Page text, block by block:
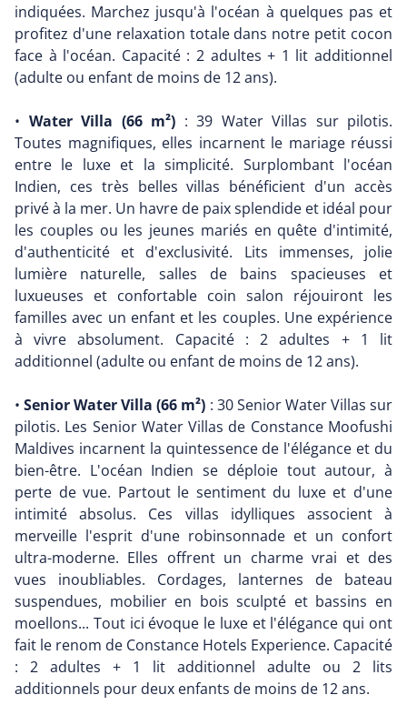
indiquées. Marchez jusqu'à l'océan à quelques pas et
profitez d'une relaxation totale dans notre petit cocon
face à l'océan. Capacité : 2 adultes + 1 lit additionnel
(adulte ou enfant de moins de 12 ans).
• Water Villa (66 m²) : 39 Water Villas sur pilotis.
Toutes magnifiques, elles incarnent le mariage réussi
entre le luxe et la simplicité. Surplombant l'océan
Indien, ces très belles villas bénéficient d'un accès
privé à la mer. Un havre de paix splendide et idéal pour
les couples ou les jeunes mariés en quête d'intimité,
d'authenticité et d'exclusivité. Lits immenses, jolie
lumière naturelle, salles de bains spacieuses et
luxueuses et confortable coin salon réjouiront les
familles avec un enfant et les couples. Une expérience
à vivre absolument. Capacité : 2 adultes + 1 lit
additionnel (adulte ou enfant de moins de 12 ans).
•Senior Water Villa (66 m²) : 30 Senior Water Villas sur
pilotis. Les Senior Water Villas de Constance Moofushi
Maldives incarnent la quintessence de l'élégance et du
bien-être. L'océan Indien se déploie tout autour, à
perte de vue. Partout le sentiment du luxe et d'une
intimité absolus. Ces villas idylliques associent à
merveille l'esprit d'une robinsonnade et un confort
ultra-moderne. Elles offrent un charme vrai et des
vues inoubliables. Cordages, lanternes de bateau
suspendues, mobilier en bois sculpté et bassins en
moellons... Tout ici évoque le luxe et l'élégance qui ont
fait le renom de Constance Hotels Experience. Capacité
: 2 adultes + 1 lit additionnel adulte ou 2 lits
additionnels pour deux enfants de moins de 12 ans.